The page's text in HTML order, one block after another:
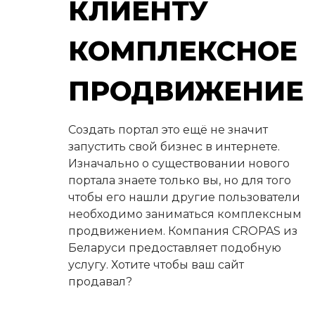
КЛИЕНТУ
КОМПЛЕКСНОЕ
ПРОДВИЖЕНИЕ
Создать портал это ещё не значит
запустить свой бизнес в интернете.
Изначально о существовании нового
портала знаете только вы, но для того
чтобы его нашли другие пользователи
необходимо заниматься комплексным
продвижением. Компания CROPAS из
Беларуси предоставляет подобную
услугу. Хотите чтобы ваш сайт
продавал?